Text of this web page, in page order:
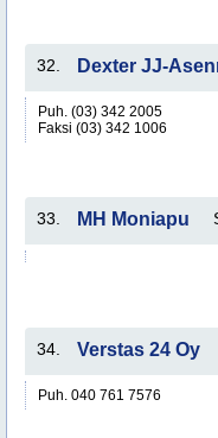
32. Dexter JJ-
Puh. (03) 342 2005
Faksi (03) 342 1006
33. MH Moniapu
34. Verstas 24 Oy
Puh. 040 761 7576